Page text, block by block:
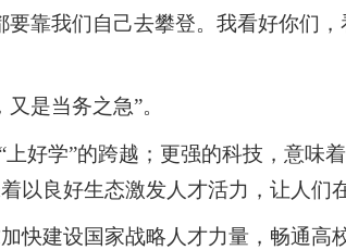
靠我们自己去攀登。我看好你们
是当务之急”。
好学”的跨越；更强的科技，意味
良好生态激发人才活力，让人们
快建设国家战略人才力量，畅通高